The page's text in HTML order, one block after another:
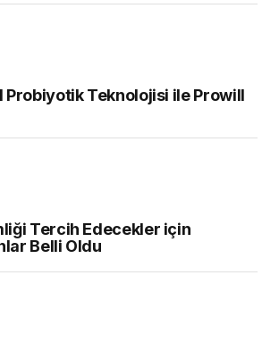
Probiyotik Teknolojisi ile Prowill
Tercih Edecekler için
Belli Oldu